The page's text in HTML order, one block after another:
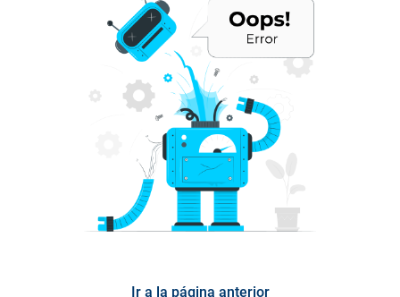
Ir a la página anterior